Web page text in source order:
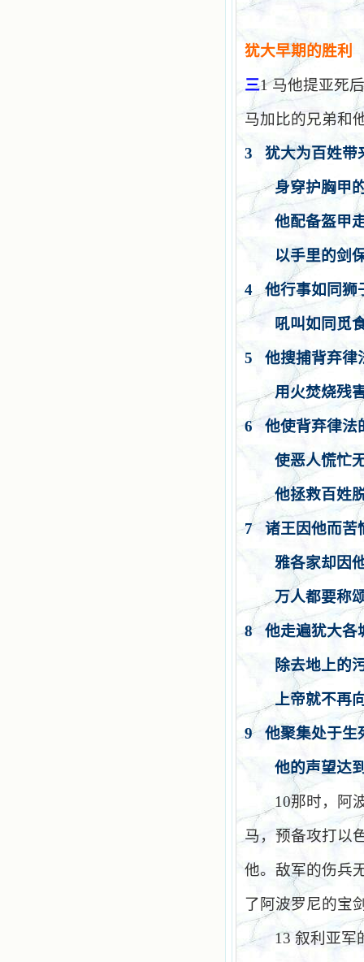
犹大早期的胜利
三1马他提亚死
马加比的兄弟和
3
犹大为百姓带
身穿护胸甲
他配备盔甲
以手里的剑
4
他行事如同狮
吼叫如同觅
5
他搜捕背弃律
用火焚烧残
6
他使背弃律法
使恶人慌忙
他拯救百姓
7
诸王因他而苦
雅各家却因
万人都要称
8
他走遍犹大各
除去地上的
上帝就不再
9
他聚集处于生
他的声望达
10那时，阿
马，预备攻打以
他。敌军的伤兵
了阿波罗尼的宝
13叙利亚军